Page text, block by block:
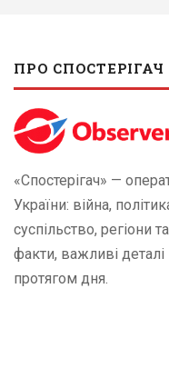
ПРО СПОСТЕРІГАЧ
«Спостерігач» —
України: війна,
суспільство, регіони
факти, важливі
протягом дня.